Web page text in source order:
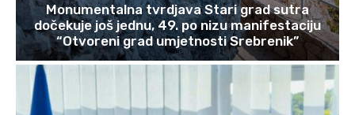
Monumentalna tvrdjava Stari grad sutra
dočekuje još jednu, 49. po nizu manifestaciju
“Otvoreni grad umjetnosti Srebrenik”